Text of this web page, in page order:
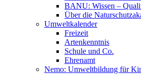
BANU: Wissen –
Über die
Umweltkalender
Freizeit
Artenkenntnis
Schule und Co.
Ehrenamt
Nemo: Umweltbildung für